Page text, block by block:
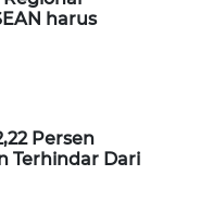
harus
Persen
Terhindar Dari